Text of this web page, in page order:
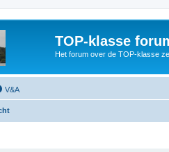
TOP-klasse
Het forum over de TOP-klasse
V&A